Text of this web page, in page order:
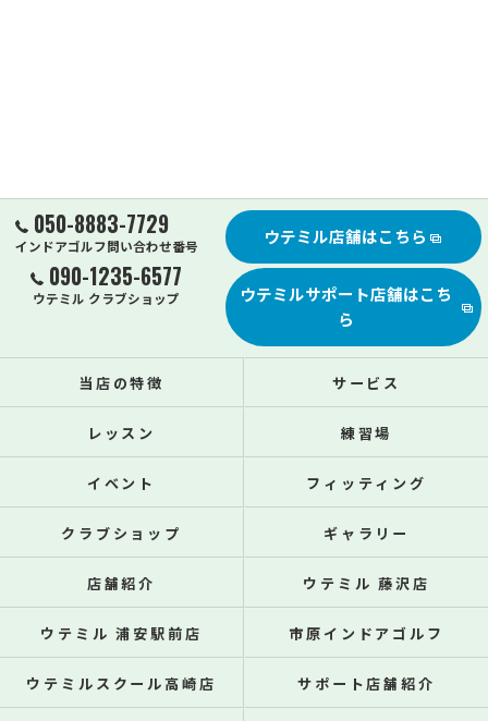
050-8883-7729
インドアゴルフ問い合わせ番号
090-1235-6577
ウテミル クラブショップ
ウテミル店舗はこちら
ウテミルサポート店舗はこち
ら
当店の特徴 サービス
レッスン 練習場
イベント フィッティング
クラブショップ ギャラリー
店舗紹介 ウテミル 藤沢店
ウテミル 浦安駅前店 市原インドアゴルフ
ウテミルスクール高崎店 サポート店舗紹介